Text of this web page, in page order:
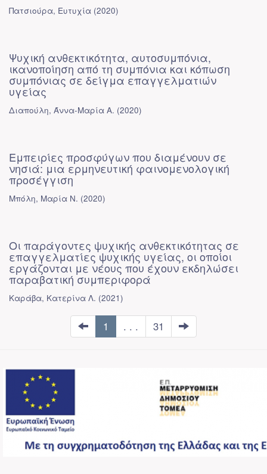
Πατσιούρα, Ευτυχία (2020)
Ψυχική ανθεκτικότητα, αυτοσυμπόνια,
ικανοποίηση από τη συμπόνια και κόπωση
συμπόνιας σε δείγμα επαγγελματιών
υγείας
Διαπούλη, Άννα-Μαρία Α. (2020)
Εμπειρίες προσφύγων που διαμένουν σε
νησιά: μια ερμηνευτική φαινομενολογική
προσέγγιση
Μπόλη, Μαρία Ν. (2020)
Οι παράγοντες ψυχικής ανθεκτικότητας σε
επαγγελματίες ψυχικής υγείας, οι οποίοι
εργάζονται με νέους που έχουν εκδηλώσει
παραβατική συμπεριφορά
Καράβα, Κατερίνα Λ. (2021)
1 . . . 31